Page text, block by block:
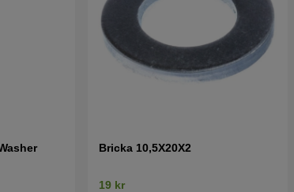
Bricka 10,5X20X2
19 kr